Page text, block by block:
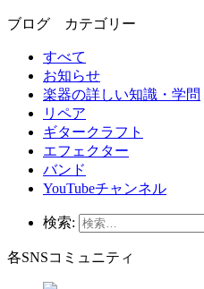
ブログ カテゴリー
すべて
お知らせ
楽器の詳しい知識・学問
リペア
ギタークラフト
エフェクター
バンド
YouTubeチャンネル
検索:
各SNSコミュニティ